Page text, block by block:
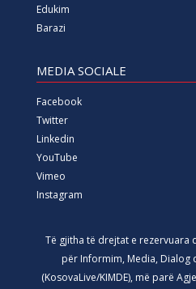
Edukim
Barazi
MEDIA SOCIALE
Facebook
Twitter
Linkedin
YouTube
Vimeo
Instagram
Të gjitha të drejtat e rezervuara
për Informim, Media, Dialog
(KosovaLive/KIMDE), më parë